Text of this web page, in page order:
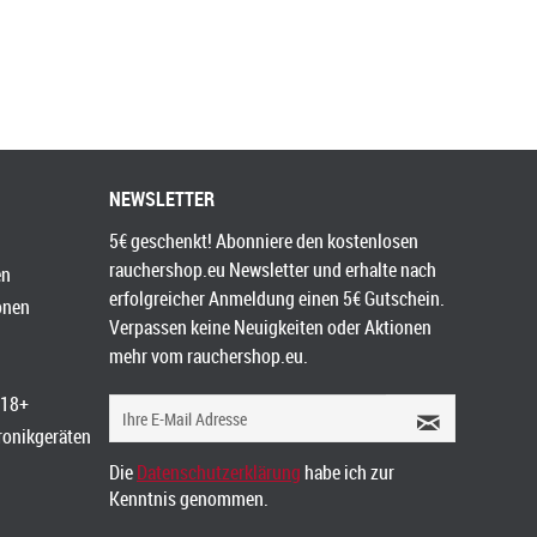
NEWSLETTER
5€ geschenkt! Abonniere den kostenlosen
rauchershop.eu Newsletter und erhalte nach
erfolgreicher Anmeldung einen 5€ Gutschein.
Verpassen keine Neuigkeiten oder Aktionen
mehr vom rauchershop.eu.
DieDatenschutzerklärung habe ich zur
Kenntnis genommen.